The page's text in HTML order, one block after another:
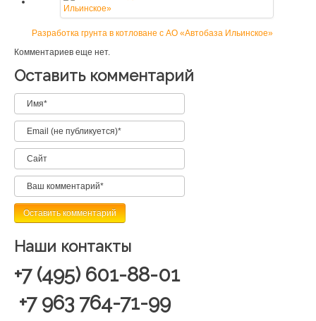
Разработка грунта в котловане с АО «Автобаза Ильинское»
Комментариев еще нет.
Оставить комментарий
Наши контакты
+7 (495) 601-88-01
+7 963 764-71-99